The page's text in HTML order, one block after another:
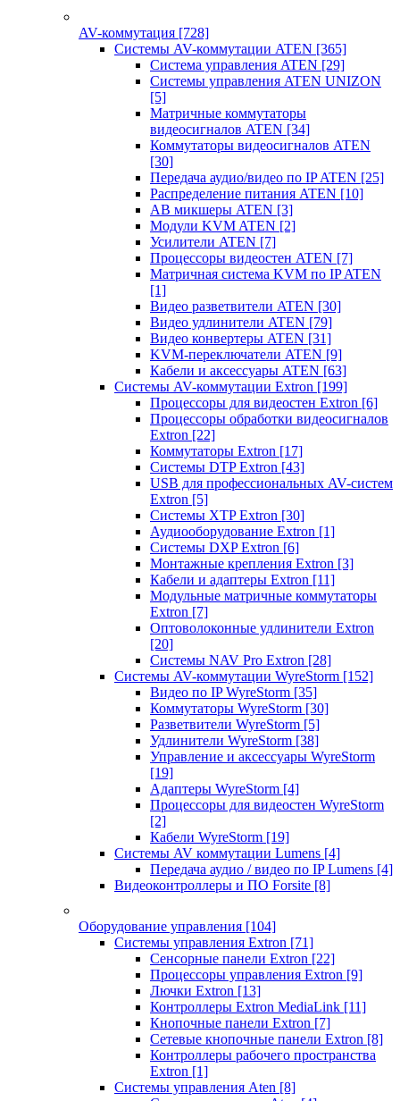
AV-коммутация [728]
Системы AV-коммутации ATEN [365]
Система управления ATEN [29]
Системы управления ATEN UNIZON
[5]
Матричные коммутаторы
видеосигналов ATEN [34]
Коммутаторы видеосигналов ATEN
[30]
Передача аудио/видео по IP ATEN [25]
Распределение питания ATEN [10]
АВ микшеры ATEN [3]
Модули KVM ATEN [2]
Усилители ATEN [7]
Процессоры видеостен ATEN [7]
Матричная система KVM по IP ATEN
[1]
Видео разветвители ATEN [30]
Видео удлинители ATEN [79]
Видео конвертеры ATEN [31]
KVM-переключатели ATEN [9]
Кабели и аксессуары ATEN [63]
Системы AV-коммутации Extron [199]
Процессоры для видеостен Extron [6]
Процессоры обработки видеосигналов
Extron [22]
Коммутаторы Extron [17]
Системы DTP Extron [43]
USB для профессиональных AV-систем
Extron [5]
Системы XTP Extron [30]
Аудиооборудование Extron [1]
Системы DXP Extron [6]
Монтажные крепления Extron [3]
Кабели и адаптеры Extron [11]
Модульные матричные коммутаторы
Extron [7]
Оптоволоконные удлинители Extron
[20]
Системы NAV Pro Extron [28]
Системы AV-коммутации WyreStorm [152]
Видео по IP WyreStorm [35]
Коммутаторы WyreStorm [30]
Разветвители WyreStorm [5]
Удлинители WyreStorm [38]
Управление и аксессуары WyreStorm
[19]
Адаптеры WyreStorm [4]
Процессоры для видеостен WyreStorm
[2]
Кабели WyreStorm [19]
Системы AV коммутации Lumens [4]
Передача аудио / видео по IP Lumens [4]
Видеоконтроллеры и ПО Forsite [8]
Оборудование управления [104]
Системы управления Extron [71]
Сенсорные панели Extron [22]
Процессоры управления Extron [9]
Лючки Extron [13]
Контроллеры Extron MediaLink [11]
Кнопочные панели Extron [7]
Сетевые кнопочные панели Extron [8]
Контроллеры рабочего пространства
Extron [1]
Системы управления Aten [8]